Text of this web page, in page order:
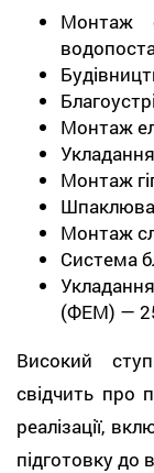
Монтаж
Монтаж
Монтаж
Монтаж
Система
(ФЕМ) —
Високий
свідчить про
реалізації,
підготовку до